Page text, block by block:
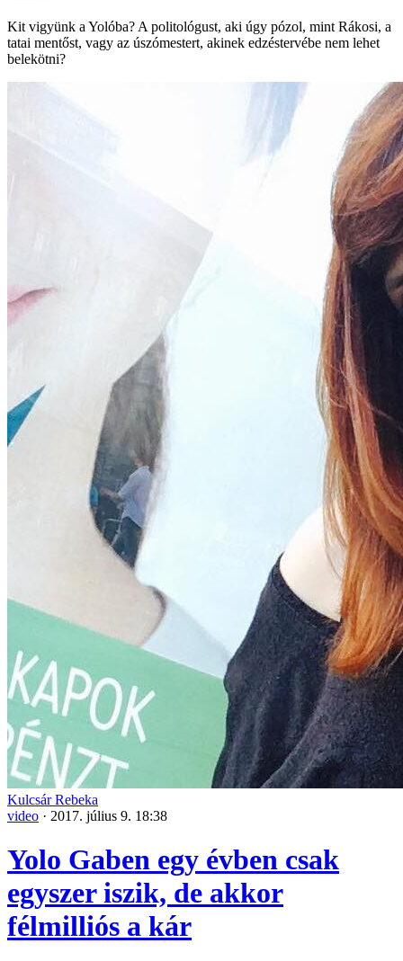
Kit vigyünk a Yolóba? A politológust, aki úgy pózol, mint Rákosi, a
tatai mentőst, vagy az úszómestert, akinek edzéstervébe nem lehet
belekötni?
Kulcsár Rebeka
video · 2017. július 9. 18:38
Yolo Gaben egy évben csak
egyszer iszik, de akkor
félmilliós a kár